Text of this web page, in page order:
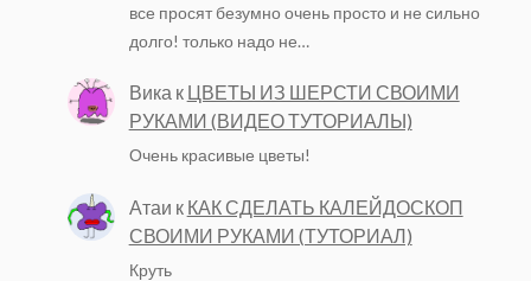
все просят безумно очень просто и не сильно
долго! только надо не…
Вика к ЦВЕТЫ ИЗ ШЕРСТИ СВОИМИ
РУКАМИ (ВИДЕО ТУТОРИАЛЫ)
Очень красивые цветы!
Атаи к КАК СДЕЛАТЬ КАЛЕЙДОСКОП
СВОИМИ РУКАМИ (ТУТОРИАЛ)
Круть